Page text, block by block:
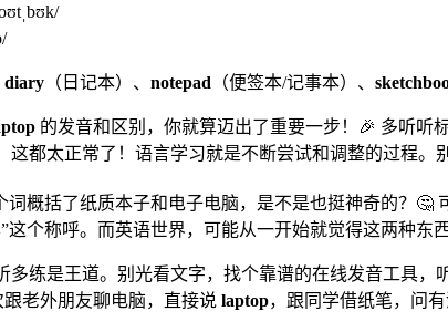
diary （日记本）、 notepad （便签本/记事本）、
的发音和区别，你就算迈出了重要一步！🎉 多听听
这都太正常了！语言学习就是不断尝试和调整的过程
词概括了纸质本子和电子电脑，是不是也挺神奇的？
这个称呼。而英语世界，可能从一开始就觉得这两种
练是王道。别光看文字，找个靠谱的在线发音工具，
老外朋友聊电脑，直接说 laptop，跟同学借纸笔，问有